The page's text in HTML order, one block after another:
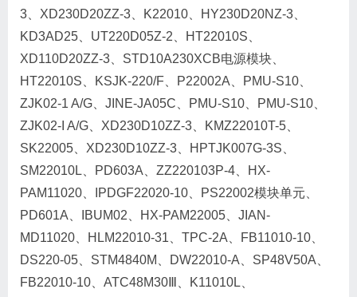
3、XD230D20ZZ-3、K22010、HY230D20NZ-3、
KD3AD25、UT220D05Z-2、HT22010S、
XD110D20ZZ-3、STD10A230XCB电源模块、
HT22010S、KSJK-220/F、P22002A、PMU-S10、
ZJK02-1 A/G、JINE-JA05C、PMU-S10、PMU-S10、
ZJK02-I A/G、XD230D10ZZ-3、KMZ22010T-5、
SK22005、XD230D10ZZ-3、HPTJK007G-3S、
SM22010L、PD603A、ZZ220103P-4、HX-
PAM11020、IPDGF22020-10、PS22002模块单元、
PD601A、IBUM02、HX-PAM22005、JIAN-
MD11020、HLM22010-31、TPC-2A、FB11010-10、
DS220-05、STM4840M、DW22010-A、SP48V50A、
FB22010-10、ATC48M30Ⅲ、K11010L、